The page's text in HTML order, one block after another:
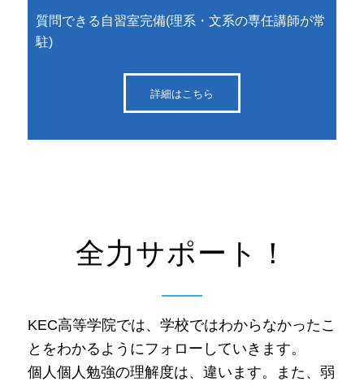
質問できる自習室完備(理系・文系の専任講師が常
駐)
詳細はこちら
全力サポート！
KEC高等学院では、学校ではわからなかったこ
とをわかるようにフォローしていきます。
個人個人勉強の理解度は、違います。また、弱